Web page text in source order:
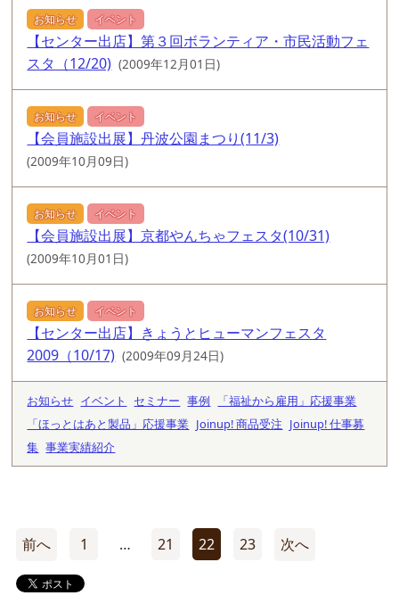
お知らせ イベント
【センター出店】第３回ボランティア・市民活動フェ
スタ（12/20) (2009年12月01日)
お知らせ イベント
【会員施設出展】丹波公園まつり(11/3)
(2009年10月09日)
お知らせ イベント
【会員施設出展】京都やんちゃフェスタ(10/31)
(2009年10月01日)
お知らせ イベント
【センター出店】きょうとヒューマンフェスタ
2009（10/17) (2009年09月24日)
お知らせ イベント セミナー 事例
「福祉から雇用」応援事業
「ほっとはあと製品」応援事業 Joinup! 商品受注 Joinup! 仕事募
集 事業実績紹介
投
稿
前へ 1 … 21 22 23 次へ